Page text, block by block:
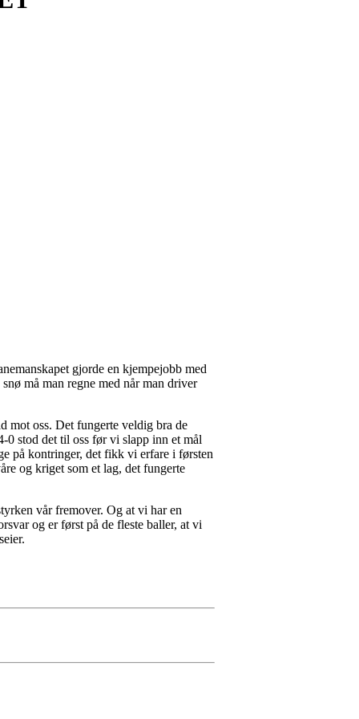
gjorde en kjempejobb med
må man regne med når man driver
mot oss. Det fungerte veldig bra de
0 stod det til oss før vi slapp inn et mål
på kontringer, det fikk vi erfare i førsten
og kriget som et lag, det fungerte
vår fremover. Og at vi har en
og er først på de fleste baller, at vi